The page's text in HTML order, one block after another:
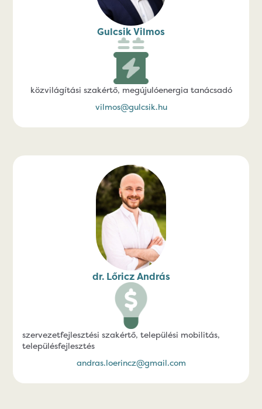
Gulcsik Vilmos
közvilágítási szakértő, megújulóenergia tanácsadó
vilmos@gulcsik.hu
dr. Lőricz András
szervezetfejlesztési szakértő, települési mobilitás,
településfejlesztés
andras.loerincz@gmail.com